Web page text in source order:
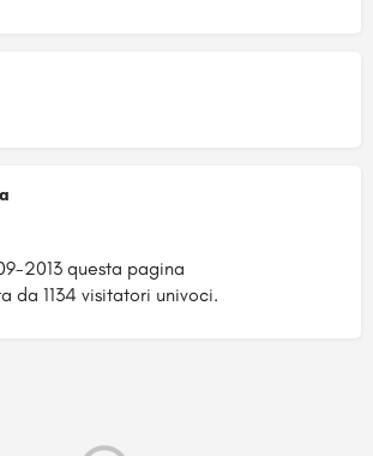
2013 questa pagina
da 1134 visitatori univoci.